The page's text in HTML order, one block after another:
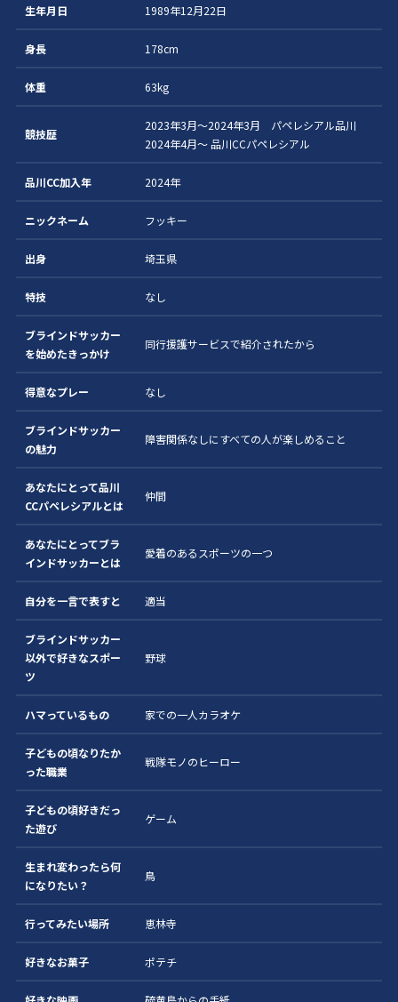
生年月日 1989年12月22日
身長 178cm
体重 63kg
競技歴
2023年3月〜2024年3月 パペレシアル品川
2024年4月〜 品川CCパペレシアル
品川CC加入年 2024年
ニックネーム フッキー
出身 埼玉県
特技 なし
ブラインドサッカー
を始めたきっかけ
同行援護サービスで紹介されたから
得意なプレー なし
ブラインドサッカー
の魅力
障害関係なしにすべての人が楽しめること
あなたにとって品川
CCパペレシアルとは
仲間
あなたにとってブラ
インドサッカーとは
愛着のあるスポーツの一つ
自分を一言で表すと 適当
ブラインドサッカー
以外で好きなスポー
ツ
野球
ハマっているもの 家での一人カラオケ
子どもの頃なりたか
った職業
戦隊モノのヒーロー
子どもの頃好きだっ
た遊び
ゲーム
生まれ変わったら何
になりたい？
鳥
行ってみたい場所 恵林寺
好きなお菓子 ポテチ